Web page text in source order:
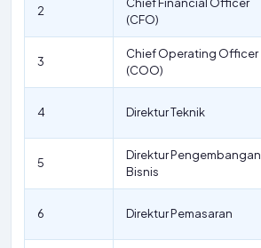
2
(CFO)
3
Chief Operating Officer
(COO)
4 Direktur Teknik
5
Direktur Pengembangan
Bisnis
6 Direktur Pemasaran